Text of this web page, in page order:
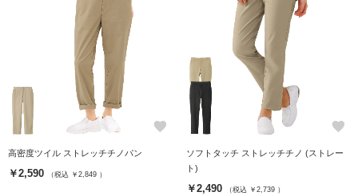
favorite
高密度ツイル ストレッチチノパン
￥2,590 （税込 ￥2,849 ）
favorite
ソフトタッチ ストレッチチノ (ストレー
ト)
￥2,490 （税込 ￥2,739 ）